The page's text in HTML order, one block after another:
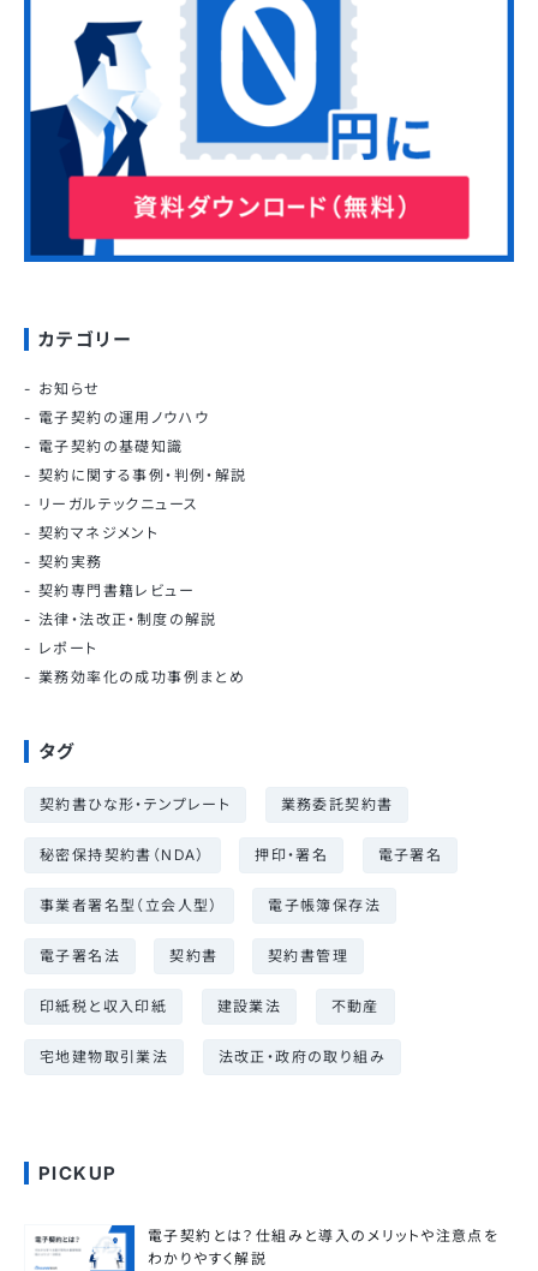
カテゴリー
お知らせ
電子契約の運用ノウハウ
電子契約の基礎知識
契約に関する事例・判例・解説
リーガルテックニュース
契約マネジメント
契約実務
契約専門書籍レビュー
法律・法改正・制度の解説
レポート
業務効率化の成功事例まとめ
タグ
契約書ひな形・テンプレート 業務委託契約書
秘密保持契約書（NDA） 押印・署名 電子署名
事業者署名型（立会人型） 電子帳簿保存法
電子署名法 契約書 契約書管理
印紙税と収入印紙 建設業法 不動産
宅地建物取引業法 法改正・政府の取り組み
PICKUP
電子契約とは？仕組みと導入のメリットや注意点を
わかりやすく解説